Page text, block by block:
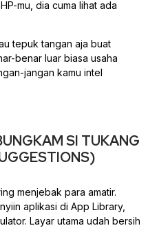
mu, dia cuma lihat ada
tepuk tangan aja buat
benar luar biasa usaha
jangan kamu intel
SI TUKANG
menjebak para amatir.
aplikasi di App Library,
Layar utama udah bersih